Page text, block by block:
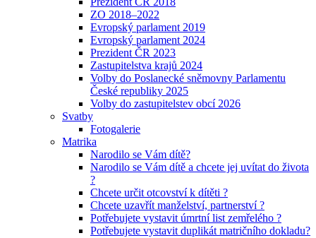
ZO 2018–2022
Evropský parlament 2019
Evropský parlament 2024
Prezident ČR 2023
Zastupitelstva krajů 2024
Volby do Poslanecké sněmovny Parlamentu
České republiky 2025
Volby do zastupitelstev obcí 2026
Svatby
Fotogalerie
Matrika
Narodilo se Vám dítě?
Narodilo se Vám dítě a chcete jej uvítat do života
?
Chcete určit otcovství k dítěti ?
Chcete uzavřít manželství, partnerství ?
Potřebujete vystavit úmrtní list zemřelého ?
Potřebujete vystavit duplikát matričního dokladu?